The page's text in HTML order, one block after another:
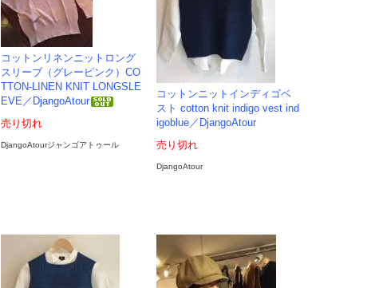
コットンリネンニットロング
スリーブ（グレーピンク）CO
TTON-LINEN KNIT LONGSLE
EVE／DjangoAtour
売り切れ
DjangoAtourジャンゴアトゥール
コットンニットインディゴベ
スト cotton knit indigo vest ind
igoblue／DjangoAtour
売り切れ
DjangoAtour